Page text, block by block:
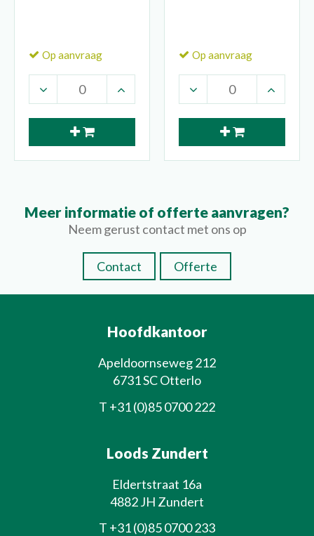
Op aanvraag Op aanvraag
Meer informatie of offerte aanvragen?
Neem gerust contact met ons op
Contact Offerte
Hoofdkantoor
Apeldoornseweg 212
6731 SC Otterlo
T +31 (0)85 0700 222
Loods Zundert
Eldertstraat 16a
4882 JH Zundert
T +31 (0)85 0700 233